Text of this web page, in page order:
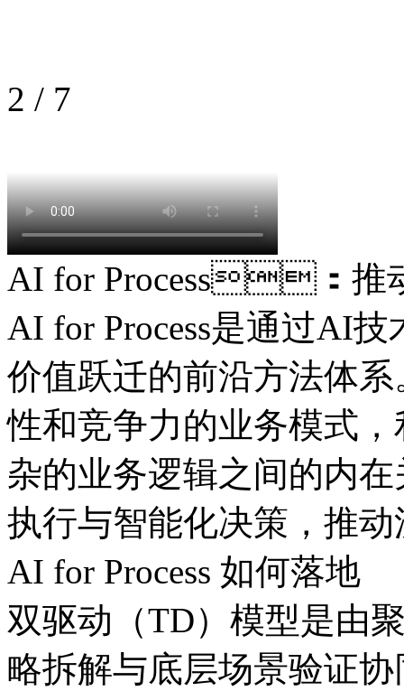
2 / 7
AI for Process：推
AI for Process是通过AI技
价值跃迁的前沿方法体
性和竞争力的业务模式
杂的业务逻辑之间的内在
执行与智能化决策，
AI for Process 如何落地
双驱动（TD）模型是由聚
略拆解与底层场景验证协